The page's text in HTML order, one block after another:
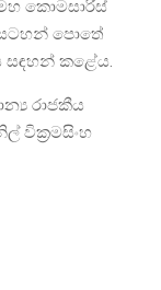
කොමසාරිස්
පොතේ
සඳහන් කළේය.
රාජකීය
වික්‍රමසිංහ